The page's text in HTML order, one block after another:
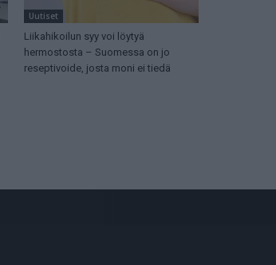
Uutiset
Liikahikoilun syy voi löytyä
hermostosta – Suomessa on jo
reseptivoide, josta moni ei tiedä